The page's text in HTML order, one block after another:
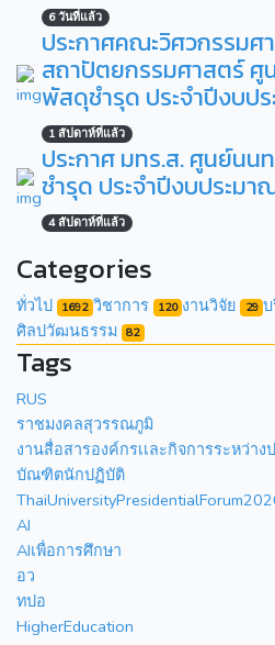
6 วันที่แล้ว
ประกาศคณะวิศวกรรมศ
สถาปัตยกรรมศาสตร์ ศู
พัสดุชำรุด ประจำปีงบป
1 สัปดาห์ที่แล้ว
ประกาศ มทร.ส. ศูนย์นน
ชำรุด ประจำปีงบประม
4 สัปดาห์ที่แล้ว
Categories
ทั่วไป 1692 วิชาการ 120 งานวิจัย 29
ศิลปวัฒนธรรม 82
Tags
RUS
ราชมงคลสุวรรณภูมิ
งานสื่อสารองค์กรเเละกิจการระหว่าง
บัณฑิตนักปฏิบัติ
AI
AIเพื่อการศึกษา
อว
ทปอ
HigherEducation